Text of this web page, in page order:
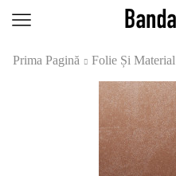
Prima Pagină Folie Și